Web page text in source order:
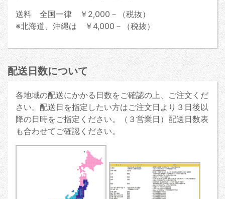
送料 全国一律 ￥2,000－（税抜）
※北海道、沖縄は ￥4,000－（税抜）
配送日数について
各地域の配送にかかる日数をご確認の上、ご注文くだ
さい。配送日を指定したい方はご注文日より３日後以
降の日時をご指定ください。（３営業日）配送日数表
も合わせてご確認ください。